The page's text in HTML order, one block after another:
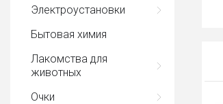
Электроустановки
Бытовая химия
Лакомства для
животных
Очки